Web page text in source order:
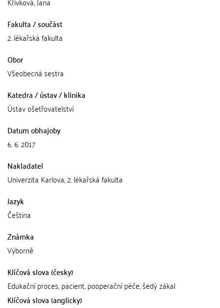
Fakulta / součást
2. lékařská fakulta
Obor
Všeobecná sestra
Katedra / ústav / klinika
Ústav ošetřovatelství
Datum obhajoby
6. 6. 2017
Nakladatel
Univerzita Karlova, 2. lékařská fakulta
Jazyk
Čeština
Známka
Výborně
Klíčová slova (česky)
Edukační proces, pacient, pooperační péče, šedý zákal
Klíčová slova (anglicky)